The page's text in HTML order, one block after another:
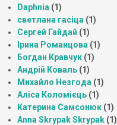
Daphnia (1)
светлана гасіца (1)
Сергей Гайдай (1)
Ірина Романцова (1)
Богдан Кравчук (1)
Андрій Коваль (1)
Михайло Незгода (1)
Аліса Коломієць (1)
Катерина Самсонюк (1)
Anna Skrypak Skrypak (1)